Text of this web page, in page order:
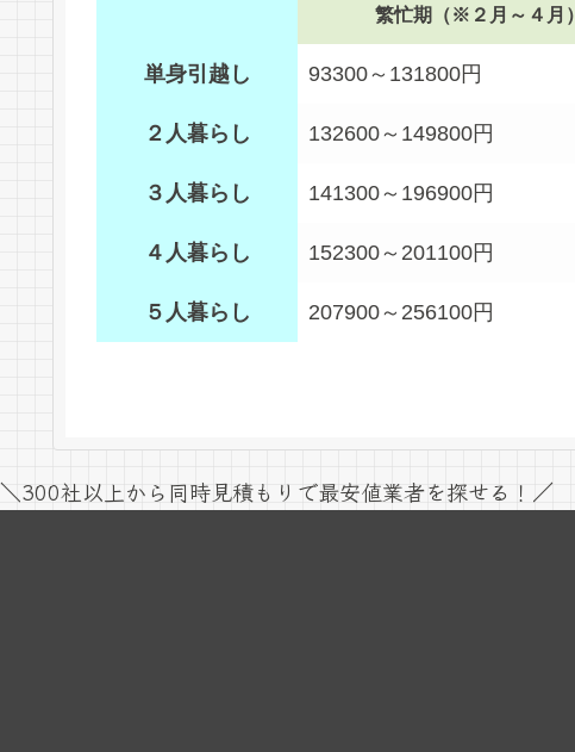
繁忙期（※２月～４月）
単身引越し 93300～131800円
２人暮らし 132600～149800円
３人暮らし 141300～196900円
４人暮らし 152300～201100円
５人暮らし 207900～256100円
＼300社以上から同時見積もりで最安値業者を探せる！／